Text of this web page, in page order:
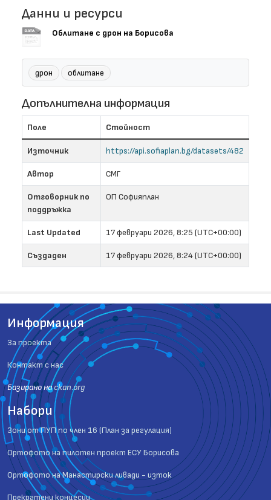
Данни и ресурси
Облитане с дрон на Борисова
дрон облитане
Допълнителна информация
Поле Стойност
Източник https://api.sofiaplan.bg/datasets/482
Автор СМГ
Отговорник по
поддръжка
ОП Софияплан
Last Updated 17 февруари 2026, 8:25 (UTC+00:00)
Създаден 17 февруари 2026, 8:24 (UTC+00:00)
Информация
За проекта
Контакт с нас
Базиранo наckan.org
Набори
Зони от ПУП по член 16 (План за регулация)
Ортофото на пилотен проект ЕСУ Борисова
Ортофото на Манастирски ливади - изток
Прекратени концесии